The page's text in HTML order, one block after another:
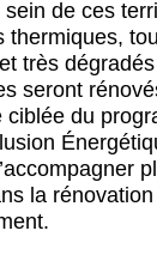
de ces
thermiques,
très
seront
ciblée du
la